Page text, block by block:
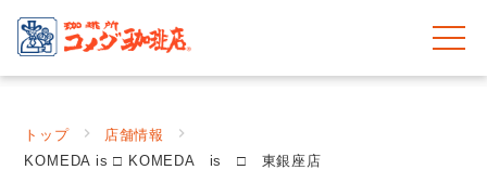
トップ
店舗情報
KOMEDA is □ KOMEDA is □ 東銀座店